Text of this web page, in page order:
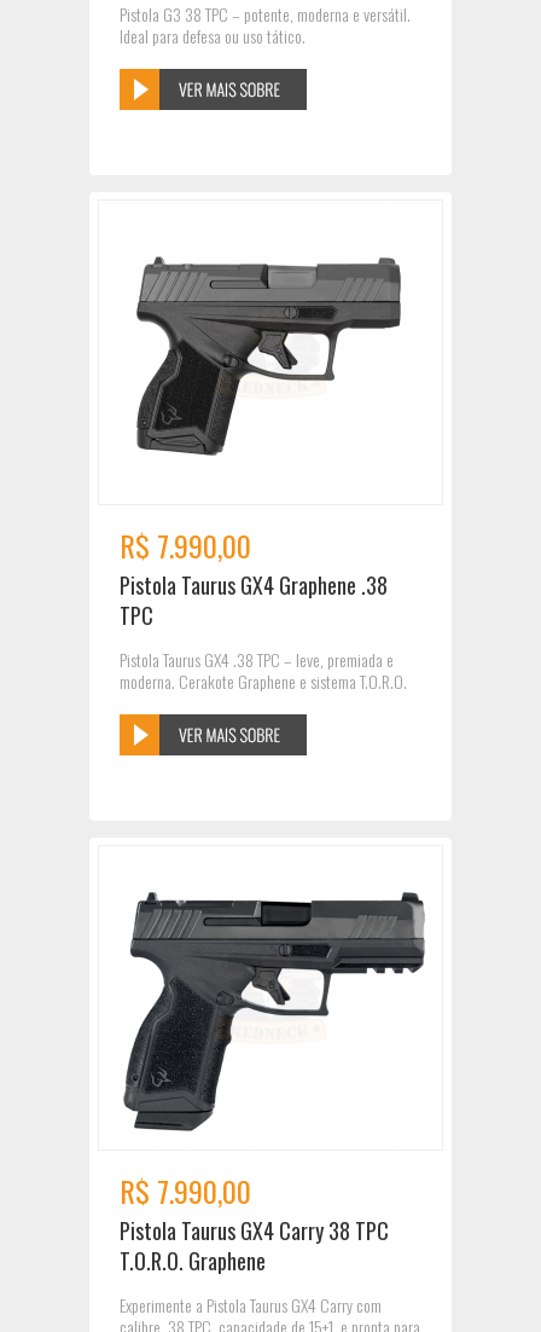
Pistola G3 38 TPC – potente, moderna e versátil.
Ideal para defesa ou uso tático.
R$ 7.990,00
Pistola Taurus GX4 Graphene .38
TPC
Pistola Taurus GX4 .38 TPC – leve, premiada e
moderna. Cerakote Graphene e sistema T.O.R.O.
R$ 7.990,00
Pistola Taurus GX4 Carry 38 TPC
T.O.R.O. Graphene
Experimente a Pistola Taurus GX4 Carry com